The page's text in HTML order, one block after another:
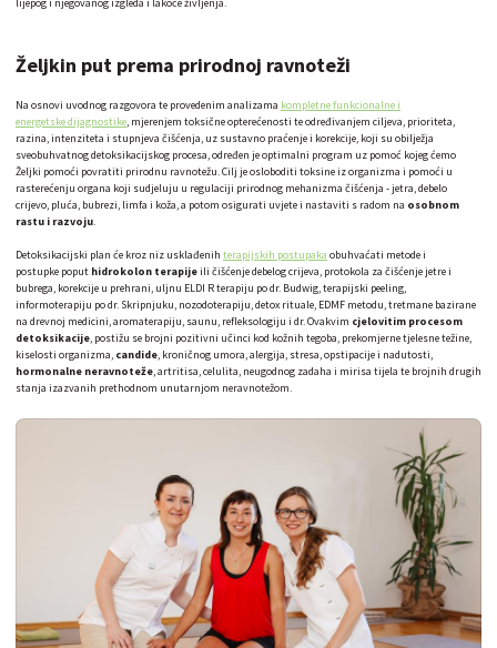
lijepog i njegovanog izgleda i lakoće življenja.
Željkin put prema prirodnoj ravnoteži
Na osnovi uvodnog razgovora te provedenim analizama kompletne funkcionalne i
energetske dijagnostike, mjerenjem toksične opterećenosti te određivanjem ciljeva, prioriteta,
razina, intenziteta i stupnjeva čišćenja, uz sustavno praćenje i korekcije, koji su obilježja
sveobuhvatnog detoksikacijskog procesa, određen je optimalni program uz pomoć kojeg ćemo
Željki pomoći povratiti prirodnu ravnotežu. Cilj je osloboditi toksine iz organizma i pomoći u
rasterećenju organa koji sudjeluju u regulaciji prirodnog mehanizma čišćenja - jetra, debelo
crijevo, pluća, bubrezi, limfa i koža, a potom osigurati uvjete i nastaviti s radom na osobnom
rastu i razvoju.
Detoksikacijski plan će kroz niz usklađenih terapijskih postupaka obuhvaćati metode i
postupke poput hidrokolon terapijeili čišćenje debelog crijeva, protokola za čišćenje jetre i
bubrega, korekcije u prehrani, uljnu ELDI R terapiju po dr. Budwig, terapijski peeling,
informoterapiju po dr. Skripnjuku, nozodoterapiju, detox rituale, EDMF metodu, tretmane bazirane
na drevnoj medicini, aromaterapiju, saunu, refleksologiju i dr. Ovakvim cjelovitim procesom
detoksikacije, postižu se brojni pozitivni učinci kod kožnih tegoba, prekomjerne tjelesne težine,
kiselosti organizma, candide, kroničnog umora, alergija, stresa, opstipacije i nadutosti,
hormonalne neravnoteže, artritisa, celulita, neugodnog zadaha i mirisa tijela te brojnih drugih
stanja izazvanih prethodnom unutarnjom neravnotežom.